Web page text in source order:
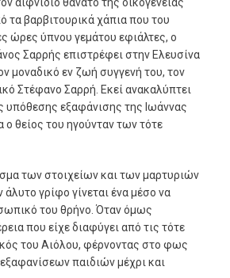
τα βαρβιτουρικά χάπια που του
ώρες ύπνου γεµάτου εφιάλτες, ο
Σαρρής επιστρέφει στην Ελευσίνα
µοναδικό εν ζωή συγγενή του, τον
Στέφανο Σαρρή. Εκεί ανακαλύπτει
υπόθεσης εξαφάνισης της Ιωάννας
ο θείος του ηγούνταν των τότε
των στοιχείων και των µαρτυριών
άλυτο γρίφο γίνεται ένα µέσο να
του θρήνο. Όταν όµως
που είχε διαφύγει από τις τότε
του Αιόλου, φέρνοντας στο φως
παιδιών µέχρι και